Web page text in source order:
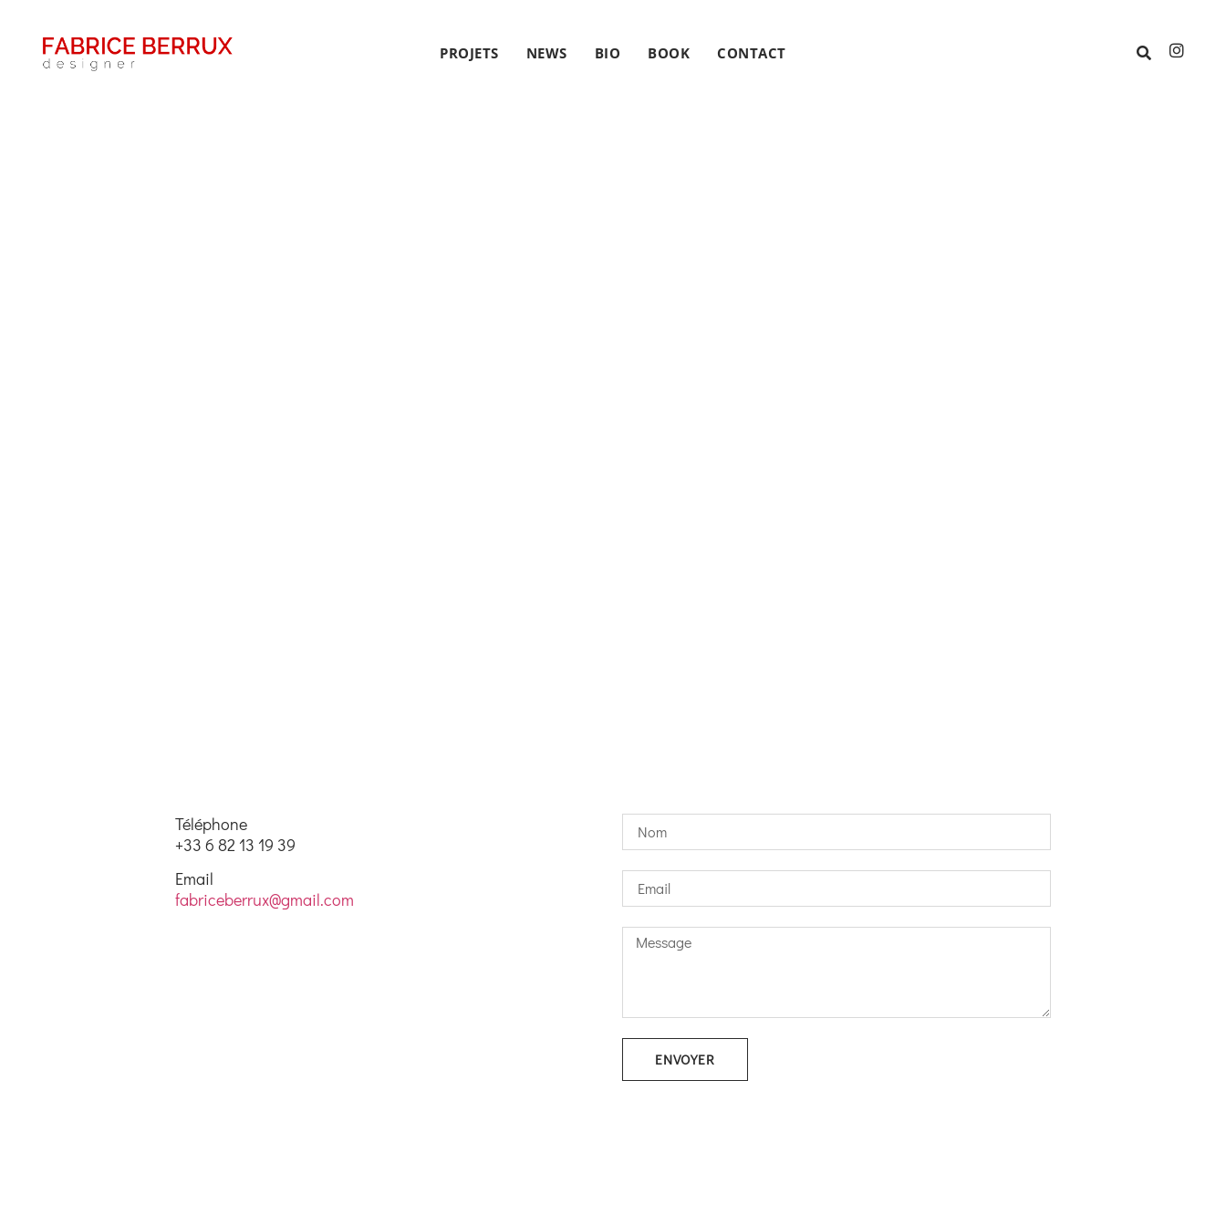
PROJETS NEWS BIO BOOK CONTACT
Téléphone
+33 6 82 13 19 39
Email
fabriceberrux@gmail.com
ENVOYER